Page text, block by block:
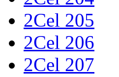
2Cel 205
2Cel 206
2Cel 207